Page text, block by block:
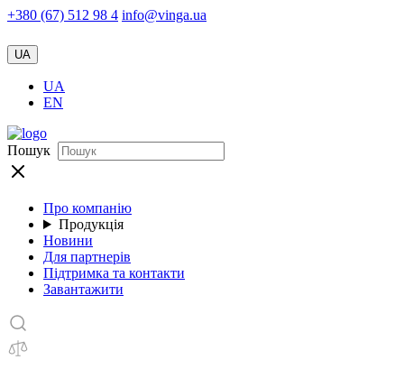
+380 (67) 512 98 4 info@vinga.ua
UA
UA
EN
Пошук
Про компанію
Продукція
Новини
Для партнерів
Підтримка та контакти
Завантажити